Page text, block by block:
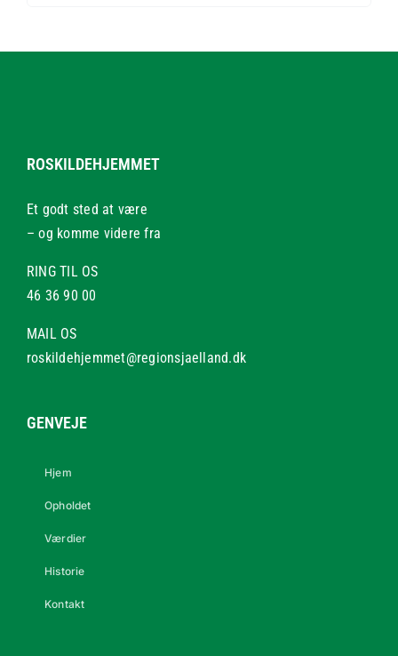
ROSKILDEHJEMMET
Et godt sted at være
– og komme videre fra
RING TIL OS
46 36 90 00
MAIL OS
roskildehjemmet@regionsjaelland.dk
GENVEJE
Hjem
Opholdet
Værdier
Historie
Kontakt